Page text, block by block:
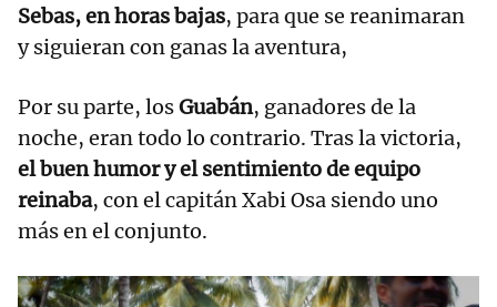
Sebas, en horas bajas, para que se reanimaran
y siguieran con ganas la aventura,
Por su parte, losGuabán, ganadores de la
noche, eran todo lo contrario. Tras la victoria,
el buen humor y el sentimiento de equipo
reinaba, con el capitán Xabi Osa siendo uno
más en el conjunto.